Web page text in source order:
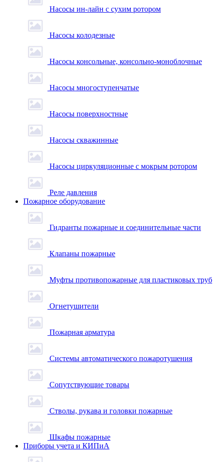
Насосы ин-лайн с сухим ротором
Насосы колодезные
Насосы консольные, консольно-моноблочные
Насосы многоступенчатые
Насосы поверхностные
Насосы скважинные
Насосы циркуляционные с мокрым ротором
Реле давления
Пожарное оборудование
Гидранты пожарные и соединительные части
Клапаны пожарные
Муфты противопожарные для пластиковых труб
Огнетушители
Пожарная арматура
Системы автоматического пожаротушения
Сопутствующие товары
Стволы, рукава и головки пожарные
Шкафы пожарные
Приборы учета и КИПиА